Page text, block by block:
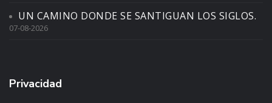
UN CAMINO DONDE SE SANTIGUAN LOS SIGLOS.
07-08-2026
Privacidad